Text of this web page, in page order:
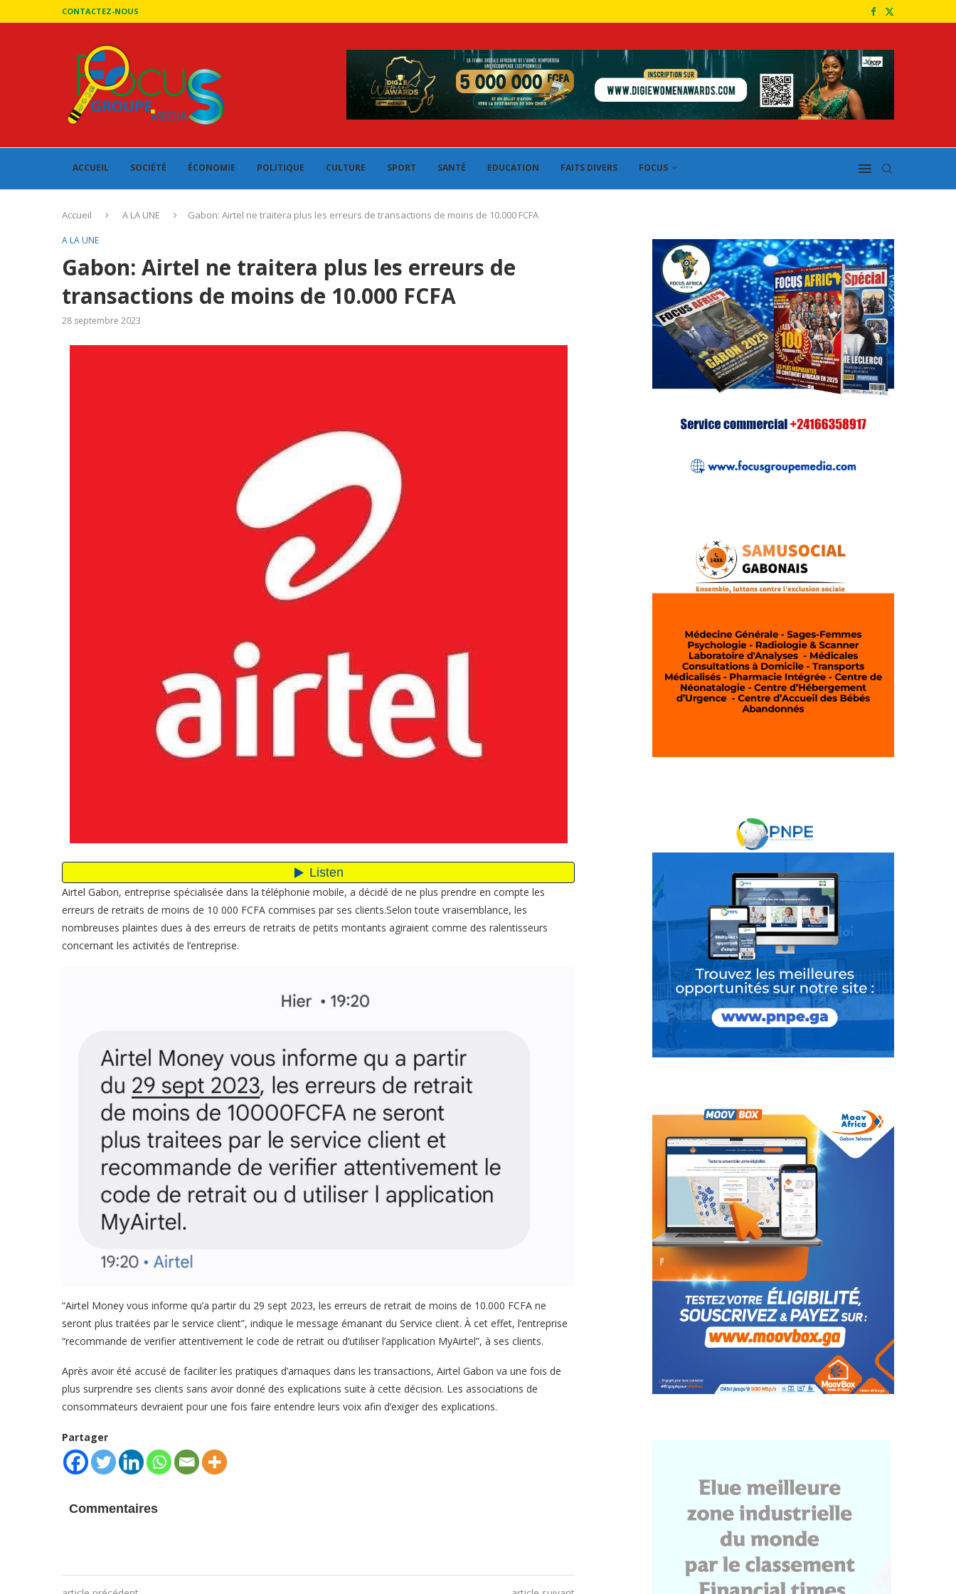
CONTACTEZ-NOUS
ACCUEIL SOCIÉTÉ ÉCONOMIE POLITIQUE CULTURE SPORT SANTÉ EDUCATION FAITS DIVERS FOCUS
Accueil A LA UNE Gabon: Airtel ne traitera plus les erreurs de transactions de moins de 10.000 FCFA
A LA UNE
Gabon: Airtel ne traitera plus les erreurs de
transactions de moins de 10.000 FCFA
28 septembre 2023
Airtel Gabon, entreprise spécialisée dans la téléphonie mobile, a décidé de ne plus prendre en compte les
erreurs de retraits de moins de 10 000 FCFA commises par ses clients.Selon toute vraisemblance, les
nombreuses plaintes dues à des erreurs de retraits de petits montants agiraient comme des ralentisseurs
concernant les activités de l’entreprise.
“Airtel Money vous informe qu’a partir du 29 sept 2023, les erreurs de retrait de moins de 10.000 FCFA ne
seront plus traitées par le service client”, indique le message émanant du Service client. À cet effet, l’entreprise
“recommande de verifier attentivement le code de retrait ou d’utiliser l’application MyAirtel”, à ses clients.
Après avoir été accusé de faciliter les pratiques d’arnaques dans les transactions, Airtel Gabon va une fois de
plus surprendre ses clients sans avoir donné des explications suite à cette décision. Les associations de
consommateurs devraient pour une fois faire entendre leurs voix afin d’exiger des explications.
Partager
Commentaires